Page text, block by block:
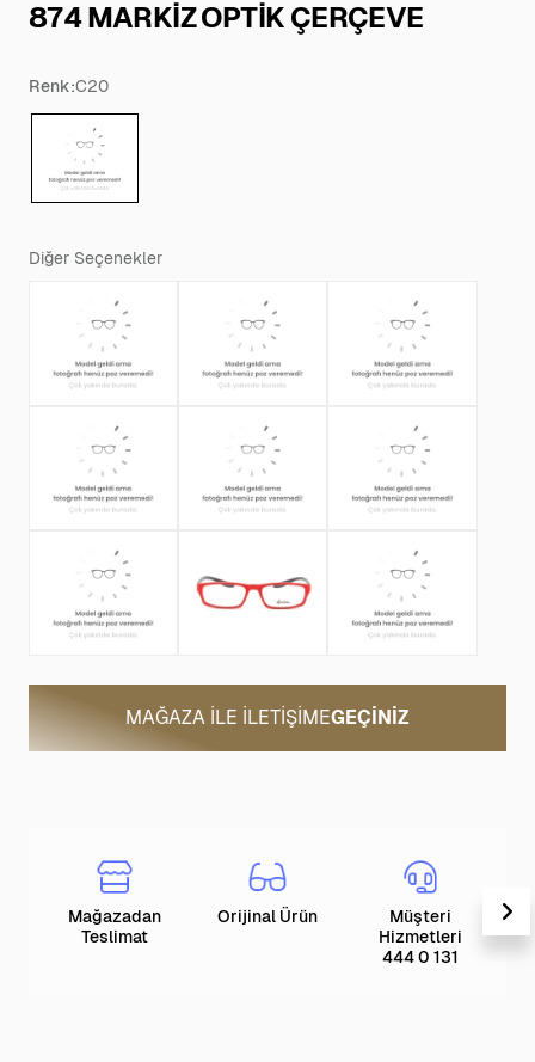
874 MARKİZ OPTİK ÇERÇEVE
Renk:C20
Diğer Seçenekler
MAĞAZA ILE İLETIŞIMEGEÇINIZ
Mağazadan
Teslimat
Orijinal Ürün
Müşteri
Hizmetleri
444 0 131